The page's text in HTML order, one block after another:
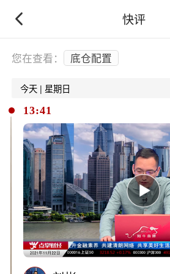
快评
下拉刷新
您在查看： 底仓配置
今天 | 星期日
13:41